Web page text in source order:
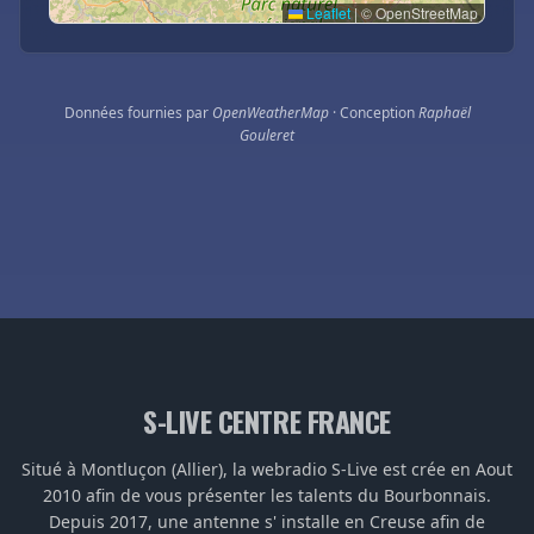
Leaflet|© OpenStreetMap
Données fournies par OpenWeatherMap· ConceptionRaphaël
Gouleret
S-LIVE CENTRE FRANCE
Situé à Montluçon (Allier), la webradio S-Live est crée en Aout
2010 afin de vous présenter les talents du Bourbonnais.
Depuis 2017, une antenne s' installe en Creuse afin de